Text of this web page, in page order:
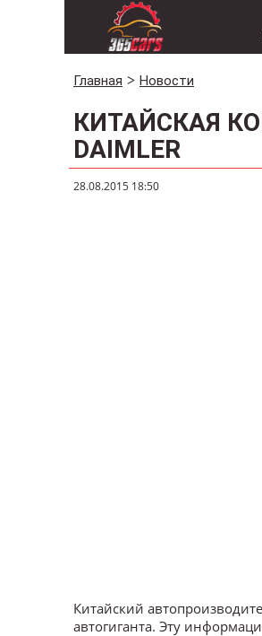
Главная Новости
КИТАЙСКАЯ
DAIMLER
28.08.2015 18:50
Китайский
автогиганта. Эту